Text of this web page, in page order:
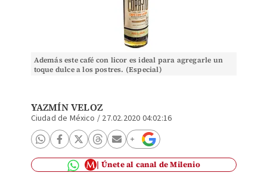
Además este café con licor es ideal para agregarle un
toque dulce a los postres. (Especial)
YAZMÍN VELOZ
Ciudad de México / 27.02.2020 04:02:16
Únete al canal de Milenio